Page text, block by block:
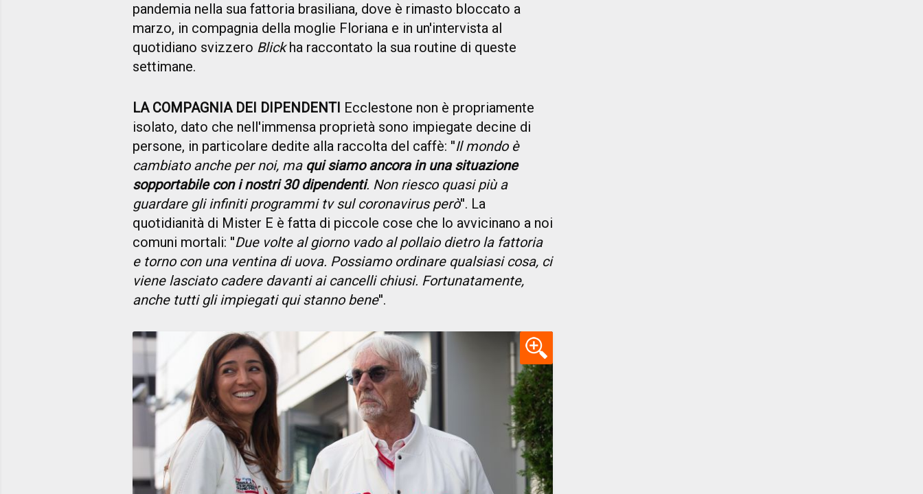
pandemia nella sua fattoria brasiliana, dove è rimasto bloccato a
marzo, in compagnia della moglie Floriana e in un'intervista al
quotidiano svizzero Blickha raccontato la sua routine di queste
settimane.
LA COMPAGNIA DEI DIPENDENTI Ecclestone non è propriamente
isolato, dato che nell'immensa proprietà sono impiegate decine di
persone, in particolare dedite alla raccolta del caffè: ''Il mondo è
cambiato anche per noi, ma qui siamo ancora in una situazione
sopportabile con i nostri 30 dipendenti. Non riesco quasi più a
guardare gli infiniti programmi tv sul coronavirus però''. La
quotidianità di Mister E è fatta di piccole cose che lo avvicinano a noi
comuni mortali: ''Due volte al giorno vado al pollaio dietro la fattoria
e torno con una ventina di uova. Possiamo ordinare qualsiasi cosa, ci
viene lasciato cadere davanti ai cancelli chiusi. Fortunatamente,
anche tutti gli impiegati qui stanno bene''.